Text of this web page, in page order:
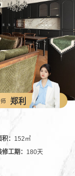
郑利
积： 152㎡
修工期： 180天